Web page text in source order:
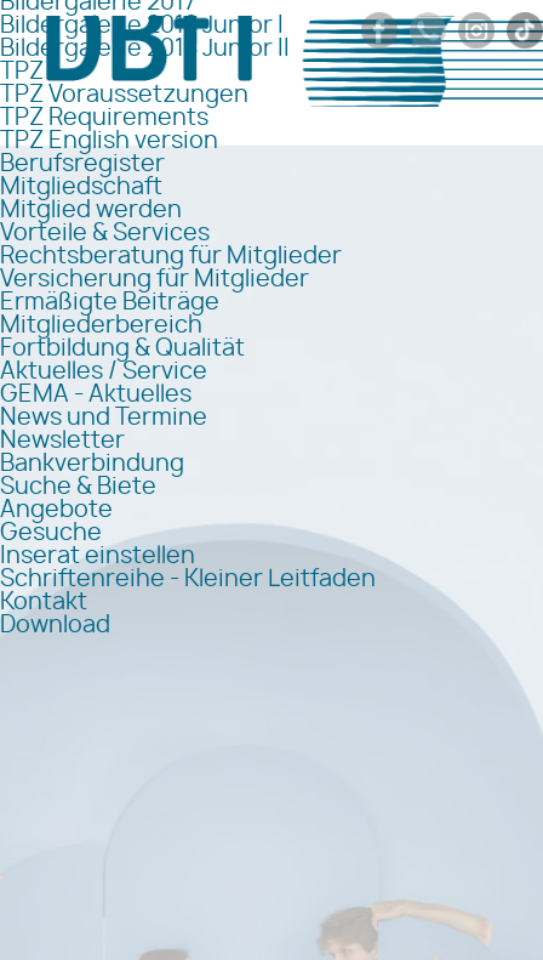
Bildergalerie 2018 Junior I
Bildergalerie 2018 Junior II
TPZ
TPZ Voraussetzungen
TPZ Requirements
TPZ English version
Berufsregister
Mitgliedschaft
Mitglied werden
Vorteile & Services
Rechtsberatung für Mitglieder
Versicherung für Mitglieder
Ermäßigte Beiträge
Mitgliederbereich
Fortbildung & Qualität
Aktuelles / Service
GEMA - Aktuelles
News und Termine
Newsletter
Bankverbindung
Suche & Biete
Angebote
Gesuche
Inserat einstellen
Schriftenreihe - Kleiner Leitfaden
Kontakt
Download